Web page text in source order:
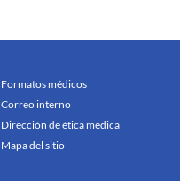
Formatos médicos
Correo interno
Dirección de ética médica
Mapa del sitio